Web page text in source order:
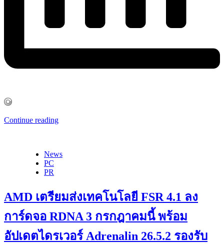
Continue reading
News
PC
PR
AMD เตรียมส่งเทคโนโลยี FSR 4.1 ลง
การ์ดจอ RDNA 3 กรกฎาคมนี้ พร้อม
อัปเดตไดรเวอร์ Adrenalin 26.5.2 รองรับ